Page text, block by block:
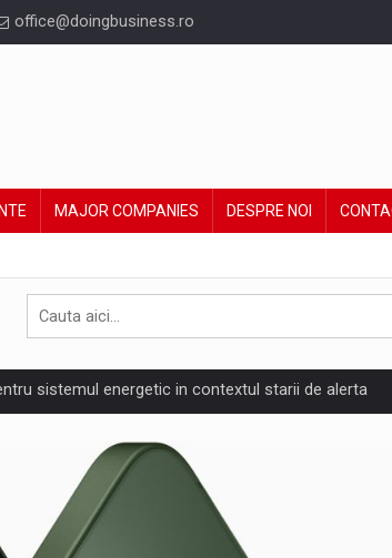
office@doingbusiness.ro
MAJOR COMPANIES DESPRE NOI
sistemul energetic in contextul starii de alerta
pedepseste granitele?
Reveals About Bakuchiol's Evolution
noilor reglementari UE privind ambalajele pot